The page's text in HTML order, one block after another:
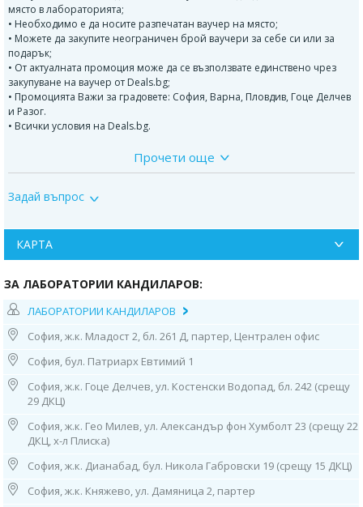
място в лабораторията;
• Необходимо е да носите разпечатан ваучер на място;
• Можете да закупите неограничен брой ваучери за себе си или за
подарък;
• От актуалната промоция може да се възползвате единствено чрез
закупуване на ваучер от Deals.bg;
• Промоцията Важи за градовете: София, Варна, Пловдив, Гоце Делчев
и Разог.
• Всички условия на Deals.bg.
07.30ч до 19.00ч /от понеделник до петък/;
8.30ч-14.30ч /събота и неделя/
2. София, бул. “Патриарх Евтимий" 1
МЦ “Юмедис”, ет. 2 (до кино "Одеон")
Работно време:
08.00ч до 16.00ч /от понеделник до петък/
3. София, ж.к. “Гоце Делчев”, ул. “Костенски Водопад”, бл. 242 (срещу
29 ДКЦ)
тел: 0884 011 499
Работно време: 08.00ч до 16.00ч /от понеделник до петък/
4. София, ж.к. "Гео Милев", ул. „Александър фон Хумболт“ 23
(срещу 22 ДКЦ, х-л Плиска),
Прочети още
Задай въпрос
КАРТА
ЗА ЛАБОРАТОРИИ КАНДИЛАРОВ:
ЛАБОРАТОРИИ КАНДИЛАРОВ
София, ж.к. Младост 2, бл. 261 Д, партер, Централен офис
София, бул. Патриарх Евтимий 1
София, ж.к. Гоце Делчев, ул. Костенски Водопад, бл. 242 (срещу
29 ДКЦ)
София, ж.к. Гео Милев, ул. Александър фон Хумболт 23 (срещу 22
ДКЦ, х-л Плиска)
София, ж.к. Дианабад, бул. Никола Габровски 19 (срещу 15 ДКЦ)
София, ж.к. Княжево, ул. Дамяница 2, партер